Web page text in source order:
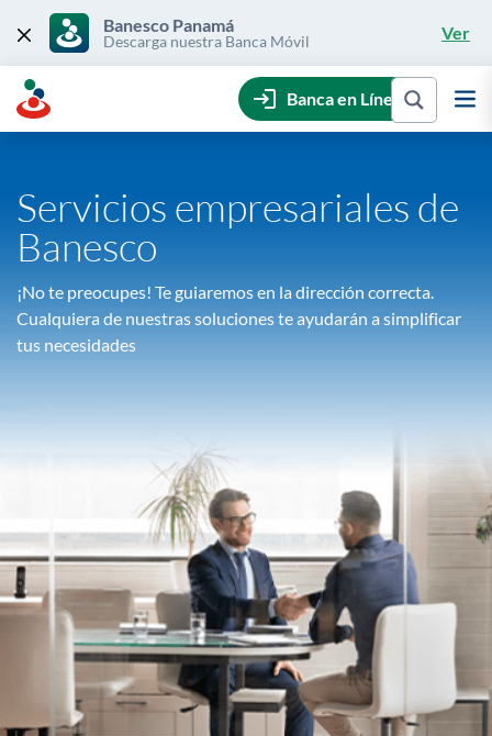
content
Banesco Panamá
Descarga nuestra Banca Móvil Ver
Banca en Línea
Servicios empresariales de
Banesco
¡No te preocupes! Te guiaremos en la dirección correcta.
Cualquiera de nuestras soluciones te ayudarán a simplificar
tus necesidades